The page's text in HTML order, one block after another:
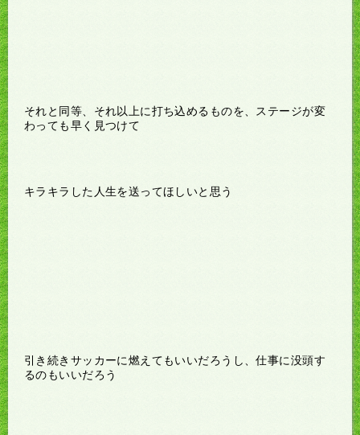
それと同等、それ以上に打ち込めるものを、ステージが変
わっても早く見つけて
キラキラした人生を送ってほしいと思う
引き続きサッカーに燃えてもいいだろうし、仕事に没頭す
るのもいいだろう